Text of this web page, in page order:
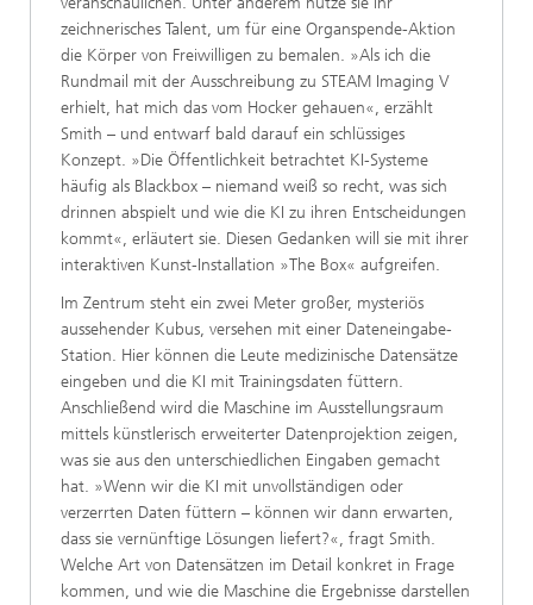
zeichnerisches Talent, um für eine Organspende-Aktion
die Körper von Freiwilligen zu bemalen. »Als ich die
Rundmail mit der Ausschreibung zu STEAM Imaging V
erhielt, hat mich das vom Hocker gehauen«, erzählt
Smith – und entwarf bald darauf ein schlüssiges
Konzept. »Die Öffentlichkeit betrachtet KI-Systeme
häufig als Blackbox – niemand weiß so recht, was sich
drinnen abspielt und wie die KI zu ihren Entscheidungen
kommt«, erläutert sie. Diesen Gedanken will sie mit ihrer
interaktiven Kunst-Installation »The Box« aufgreifen.
Im Zentrum steht ein zwei Meter großer, mysteriös
aussehender Kubus, versehen mit einer Dateneingabe-
Station. Hier können die Leute medizinische Datensätze
eingeben und die KI mit Trainingsdaten füttern.
Anschließend wird die Maschine im Ausstellungsraum
mittels künstlerisch erweiterter Datenprojektion zeigen,
was sie aus den unterschiedlichen Eingaben gemacht
hat. »Wenn wir die KI mit unvollständigen oder
verzerrten Daten füttern – können wir dann erwarten,
dass sie vernünftige Lösungen liefert?«, fragt Smith.
Welche Art von Datensätzen im Detail konkret in Frage
kommen, und wie die Maschine die Ergebnisse darstellen